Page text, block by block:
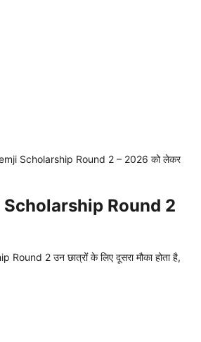
Scholarship Round 2 – 2026 को लेकर
Round 2
2 उन छात्रों के लिए दूसरा मौका होता है,